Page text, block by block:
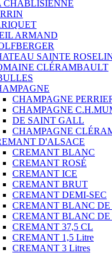
CHABLISIENNE
ARMAND
SAINTE
CLÉRAMBAULT
CHAMPAGNE
CHAMPAGNE
DE SAINT GALL
CHAMPAGNE
D'ALSACE
CREMANT BLANC
CREMANT ROSÉ
CREMANT ICE
CREMANT BRUT
CREMANT DEMI-SEC
CREMANT BLANC
CREMANT BLANC DE
CREMANT 37,5 CL
CREMANT 1,5 Litre
CREMANT 3 Litres